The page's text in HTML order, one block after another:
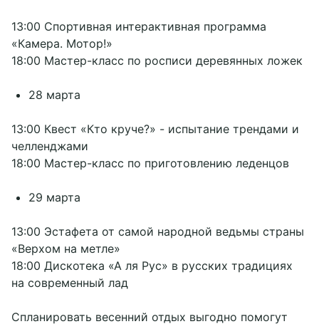
13:00 Спортивная интерактивная программа
«Камера. Мотор!»
18:00 Мастер-класс по росписи деревянных ложек
28 марта
13:00 Квест «Кто круче?» - испытание трендами и
челленджами
18:00 Мастер-класс по приготовлению леденцов
29 марта
13:00 Эстафета от самой народной ведьмы страны
«Верхом на метле»
18:00 Дискотека «А ля Рус» в русских традициях
на современный лад
Спланировать весенний отдых выгодно помогут